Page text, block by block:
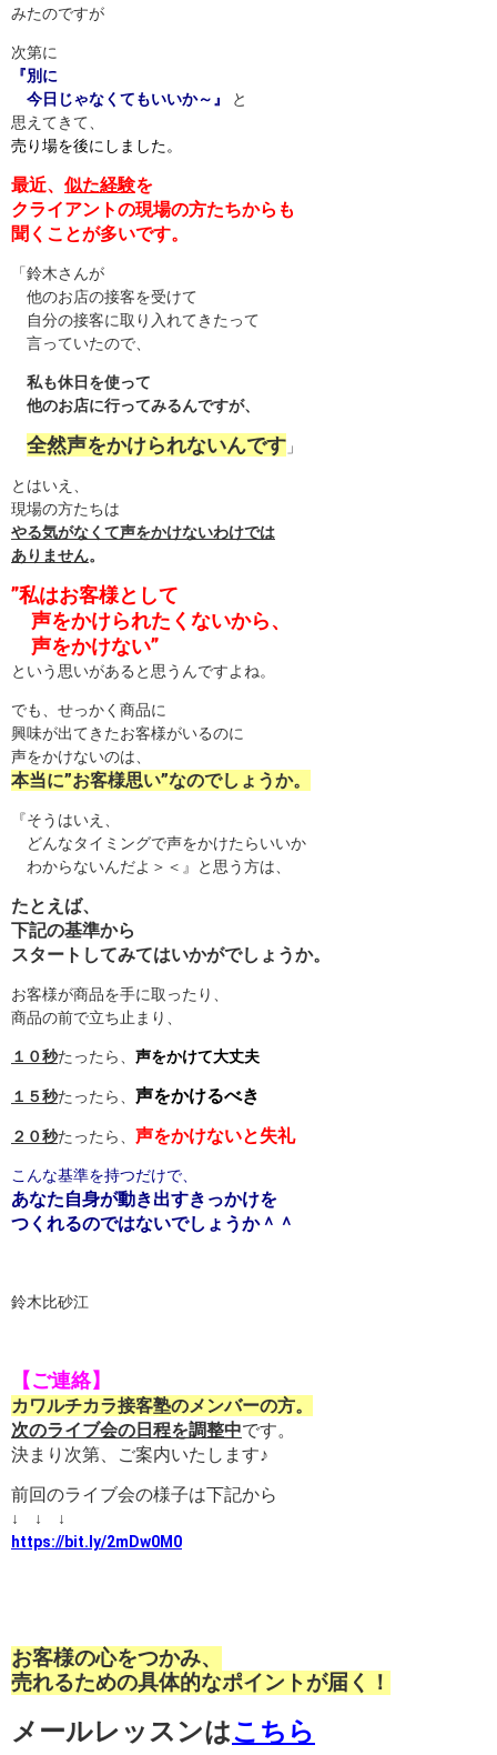
みたのですが
次第に
『別に
今日じゃなくてもいいか～』
と
思えてきて、
売り場を後にしました。
最近、 似た経験を
クライアントの現場の方たちからも
聞くことが多いです。
「鈴木さんが
他のお店の接客を受けて
自分の接客に取り入れてきたって
言っていたので、
私も休日を使って
他のお店に行ってみるんですが、
全然声をかけられないんです 」
とはいえ、
現場の方たちは
やる気がなくて声をかけないわけでは
ありません。
”私はお客様として
声をかけられたくないから、
声をかけない”
という思いがあると思うんですよね。
でも、せっかく商品に
興味が出てきたお客様がいるのに
声をかけないのは、
本当に”お客様思い”なのでしょうか。
『そうはいえ、
どんなタイミングで声をかけたらいいか
わからないんだよ＞＜』と思う方は、
たとえば、
下記の基準から
スタートしてみてはいかがでしょうか。
お客様が商品を手に取ったり、
商品の前で立ち止まり、
１０秒たったら、 声をかけて大丈夫
１５秒たったら、 声をかけるべき
２０秒たったら、 声をかけないと失礼
こんな基準を持つだけで、
あなた自身が動き出すきっかけを
つくれるのではないでしょうか＾＾
鈴木比砂江
【ご連絡】
カワルチカラ接客塾のメンバーの方。
次のライブ会の日程を調整中です。
決まり次第、ご案内いたします♪
前回のライブ会の様子は下記から
↓ ↓ ↓
https://bit.ly/2mDw0M0
お客様の心をつかみ、
売れるための具体的なポイントが届く！
メールレッスンはこちら